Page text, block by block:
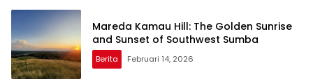
Mareda Kamau Hill: The Golden Sunrise
and Sunset of Southwest Sumba
Berita Februari 14, 2026